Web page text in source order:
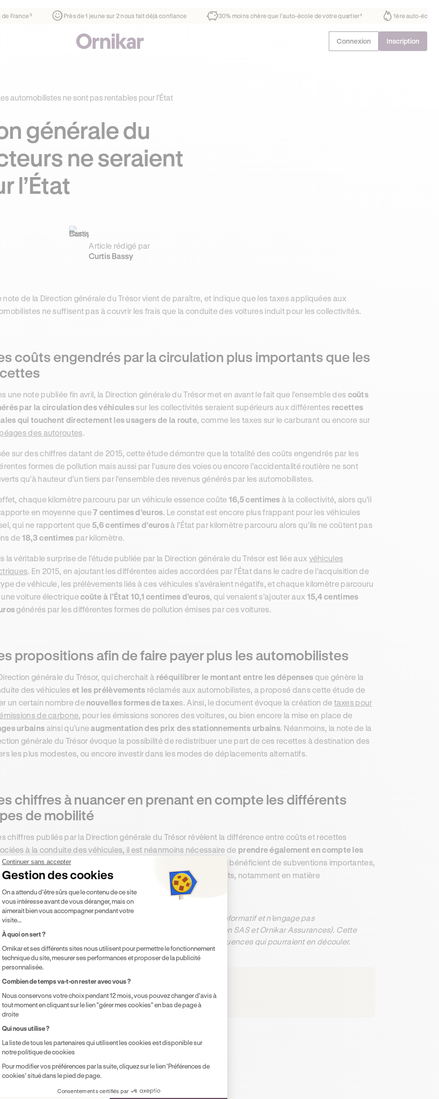
¹ 1ère auto-école de France³ Près de 1 jeune sur 2 nous fait déjà confiance 30% moins chère que l’auto-école de votre
Connexion Inscription
automobilistes ne sont pas rentables pour l'État
générale du
ne seraient
l’État
Article rédigé par
Curtis Bassy
note de la Direction générale du Trésor vient de paraître, et indique que les taxes appliquées aux
ne suffisent pas à couvrir les frais que la conduite des voitures induit pour les collectivités.
coûts engendrés par la circulation plus importants que les
une note publiée fin avril, la Direction générale du Trésor met en avant le fait que l’ensemble des coûts
par la circulation des véhicules sur les collectivités seraient supérieurs aux différentes recettes
qui touchent directement les usagers de la route, comme les taxes sur le carburant ou encore sur
péages des autoroutes.
sur des chiffres datant de 2015, cette étude démontre que la totalité des coûts engendrés par les
formes de pollution mais aussi par l’usure des voies ou encore l’accidentalité routière ne sont
qu’à hauteur d’un tiers par l’ensemble des revenus générés par les automobilistes.
chaque kilomètre parcouru par un véhicule essence coûte 16,5 centimes à la collectivité, alors qu’il
en moyenne que7 centimes d’euros. Le constat est encore plus frappant pour les véhicules
qui ne rapportent que5,6 centimes d’eurosà l’État par kilomètre parcouru alors qu’ils ne coûtent pas
de 18,3 centimes par kilomètre.
la véritable surprise de l’étude publiée par la Direction générale du Trésor est liée aux véhicules
. En 2015, en ajoutant les différentes aides accordées par l’État dans le cadre de l’acquisition de
de véhicule, les prélèvements liés à ces véhicules s’avéraient négatifs, et chaque kilomètre parcouru
une voiture électriquecoûte à l’État 10,1 centimes d’euros, qui venaient s’ajouter aux 15,4 centimes
générés par les différentes formes de pollution émises par ces voitures.
propositions afin de faire payer plus les automobilistes
générale du Trésor, qui cherchait à rééquilibrer le montant entre les dépenses que génère la
des véhicules et les prélèvements réclamés aux automobilistes, a proposé dans cette étude de
un certain nombre de nouvelles formes de taxes. Ainsi, le document évoque la création de taxes pour
de carbone, pour les émissions sonores des voitures, ou bien encore la mise en place de
urbains ainsi qu’uneaugmentation des prix des stationnements urbains. Néanmoins, la note de la
générale du Trésor évoque la possibilité de redistribuer une part de ces recettes à destination des
les plus modestes, ou encore investir dans les modes de déplacements alternatifs.
chiffres à nuancer en prenant en compte les différents
de mobilité
chiffres publiés par la Direction générale du Trésor révèlent la différence entre coûts et recettes
à la conduite des véhicules, il est néanmoins nécessaire de prendre également en compte les
formes de mobilité
, notamment les bus ainsi que le vélo, qui bénéficient de subventions importantes,
nécessitent souvent des investissements tout aussi importants, notamment en matière
de la chaussée
Le contenu dans cet article présente uniquement un caractère informatif et n’engage pas
contractuellement Ornikar (à savoir les entités Marianne Formation SAS et Ornikar Assurances). Cette
dernière décline toute responsabilité sur les décisions et conséquences qui pourraient en découler.
Résumer cet article avec :
ChatGPT Gemini Claude Perplexity
Continuer sans accepter
Gestion des cookies
Plateforme de Gestion du Consentement : Personnalisez vos Options
On a attendu d'être sûrs que le contenu de ce site
vous intéresse avant de vous déranger, mais on
aimerait bien vous accompagner pendant votre
visite...
À quoi on sert ?
Ornikar et ses différents sites nous utilisent pour permettre le fonctionnement
technique du site, mesurer ses performances et proposer de la publicité
personnalisée.
Combien de temps va-t-on rester avec vous ?
Nous conservons votre choix pendant 12 mois, vous pouvez changer d'avis à
tout moment en cliquant sur le lien "gérer mes cookies" en bas de page à
droite
Qui nous utilise ?
La liste de tous les partenaires qui utilisent les cookies est disponible sur
notre politique de cookies
Pour modifier vos préférences par la suite, cliquez sur le lien 'Préférences de
cookies' situé dans le pied de page.
Consentements certifiés par
Axeptio consent